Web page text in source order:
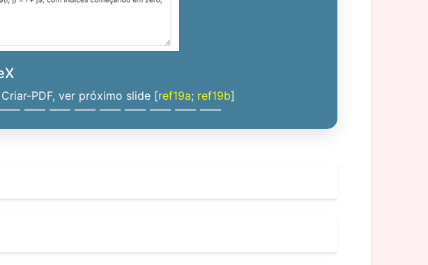
PDF, ver próximo slide [ref19a; ref19b]